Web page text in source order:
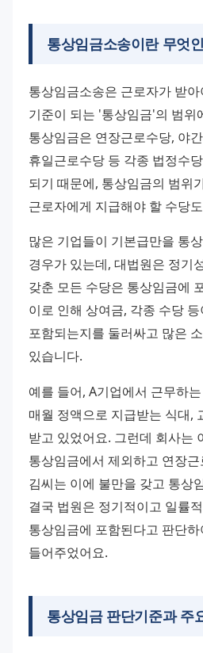
통상임금소송이란 무엇
통상임금소송은 근로자가 받
기준이 되는 '통상임금'의 범위
통상임금은 연장근로수당, 야
휴일근로수당 등 각종 법정수
되기 때문에, 통상임금의 범위
근로자에게 지급해야 할 수당
많은 기업들이 기본급만을 통
경우가 있는데, 대법원은 정기
갖춘 모든 수당은 통상임금에
이로 인해 상여금, 각종 수당
포함되는지를 둘러싸고 많은
있습니다.
예를 들어, A기업에서 근무하
매월 정액으로 지급받는 식대,
받고 있었어요. 그런데 회사는
통상임금에서 제외하고 연장
김씨는 이에 불만을 갖고 통상
결국 법원은 정기적이고 일률
통상임금에 포함된다고 판단
들어주었어요.
통상임금 판단기준과 주